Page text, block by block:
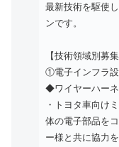
最新技術を駆使
ンです。
【技術領域別募
①電子インフラ
◆ワイヤーハー
・トヨタ車向け
体の電子部品を
ー様と共に協力